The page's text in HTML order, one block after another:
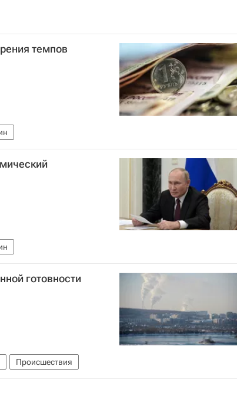
темпов
готовности
Происшествия